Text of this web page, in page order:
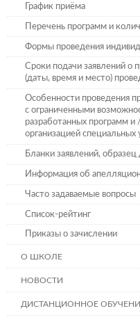
График приёма
Перечень программ и
Формы проведения
Сроки подачи заявлений
(даты, время и место)
Особенности проведения
с ограниченными
разработанных программ и
организацией специальных
Бланки заявлений, образец
Информация об
Часто задаваемые вопросы
Список-рейтинг
Приказы о зачислении
О ШКОЛЕ
НОВОСТИ
ДИСТАНЦИОННОЕ